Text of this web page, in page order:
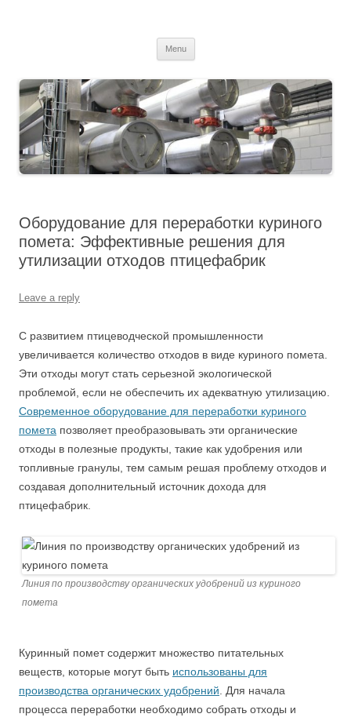
Menu
Оборудование для переработки куриного
помета: Эффективные решения для
утилизации отходов птицефабрик
Leave a reply
С развитием птицеводческой промышленности
увеличивается количество отходов в виде куриного помета.
Эти отходы могут стать серьезной экологической
проблемой, если не обеспечить их адекватную утилизацию.
Современное оборудование для переработки куриного
помета позволяет преобразовывать эти органические
отходы в полезные продукты, такие как удобрения или
топливные гранулы, тем самым решая проблему отходов и
создавая дополнительный источник дохода для
птицефабрик.
Линия по производству органических удобрений из куриного
помета
Куринный помет содержит множество питательных
веществ, которые могут быть использованы для
производства органических удобрений . Для начала
процесса переработки необходимо собрать отходы и